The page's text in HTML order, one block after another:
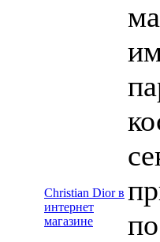
Christian Dior в
интернет
магазине
по